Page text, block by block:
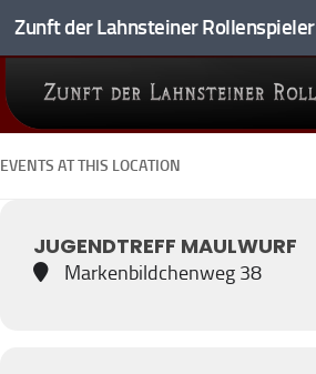
Zum Inhalt springen
Zunft der Lahnsteiner Rollenspieler
EVENTS AT THIS LOCATION
JUGENDTREFF MAULWURF
Markenbildchenweg 38